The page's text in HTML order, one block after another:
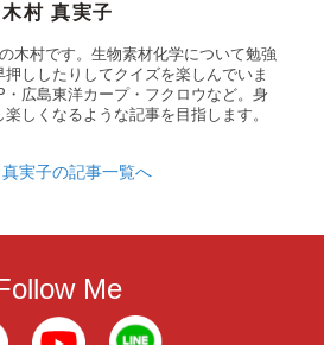
木村 真実子
木村です。生物素材化学について勉強
ししたりしてクイズを楽しんでいま
広島東洋カープ・フクロウなど。身
しくなるような記事を目指します。
実子の記事一覧へ
Me